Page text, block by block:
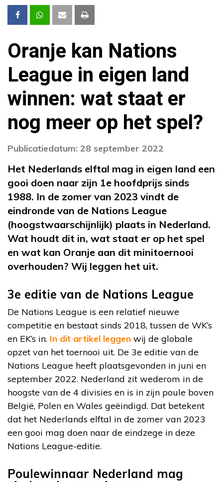
Oranje kan Nations
League in eigen land
winnen: wat staat er
nog meer op het spel?
Publicatiedatum: 28 september 2022
Het Nederlands elftal mag in eigen land een
gooi doen naar zijn 1e hoofdprijs sinds
1988. In de zomer van 2023 vindt de
eindronde van de Nations League
(hoogstwaarschijnlijk) plaats in Nederland.
Wat houdt dit in, wat staat er op het spel
en wat kan Oranje aan dit minitoernooi
overhouden? Wij leggen het uit.
3e editie van de Nations League
De Nations League is een relatief nieuwe
competitie en bestaat sinds 2018, tussen de WK’s
en EK’s in. In dit artikel leggen wij de globale
opzet van het toernooi uit. De 3e editie van de
Nations League heeft plaatsgevonden in juni en
september 2022. Nederland zit wederom in de
hoogste van de 4 divisies en is in zijn poule boven
België, Polen en Wales geëindigd. Dat betekent
dat het Nederlands elftal in de zomer van 2023
een gooi mag doen naar de eindzege in deze
Nations League-editie.
Poulewinnaar Nederland mag